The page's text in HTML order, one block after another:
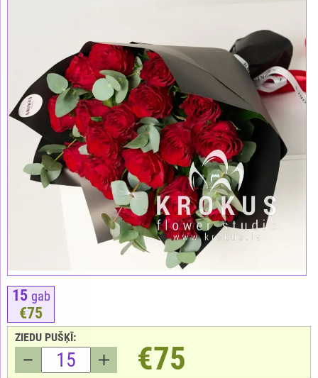
15 gab
€75
ZIEDU PUŠĶĪ:
€75